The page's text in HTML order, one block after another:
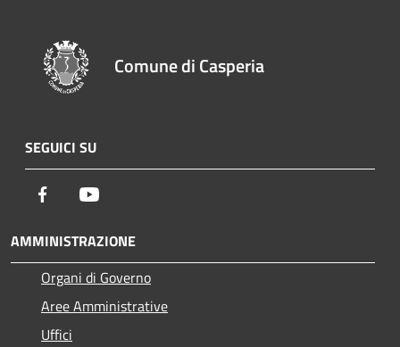
Comune di Casperia
SEGUICI SU
Facebook
AMMINISTRAZIONE
Organi di Governo
Aree Amministrative
Uffici